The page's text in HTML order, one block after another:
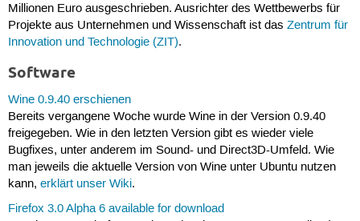
Millionen Euro ausgeschrieben. Ausrichter des Wettbewerbs für
Projekte aus Unternehmen und Wissenschaft ist das Zentrum für
Innovation und Technologie (ZIT).
Software
Wine 0.9.40 erschienen
Bereits vergangene Woche wurde Wine in der Version 0.9.40
freigegeben. Wie in den letzten Version gibt es wieder viele
Bugfixes, unter anderem im Sound- und Direct3D-Umfeld. Wie
man jeweils die aktuelle Version von Wine unter Ubuntu nutzen
kann, erklärt unser Wiki.
Firefox 3.0 Alpha 6 available for download